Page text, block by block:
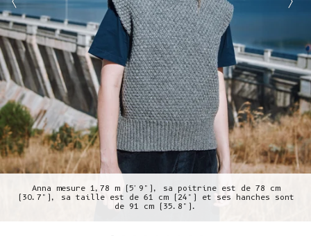
Anna mesure 1,78 m (5'9"), sa poitrine est de 78 cm
(30.7"), sa taille est de 61 cm (24") et ses hanches sont
de 91 cm (35.8").